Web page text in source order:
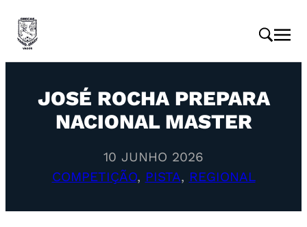
JOSÉ ROCHA PREPARA
NACIONAL MASTER
10 JUNHO 2026
COMPETIÇÃO, PISTA, REGIONAL